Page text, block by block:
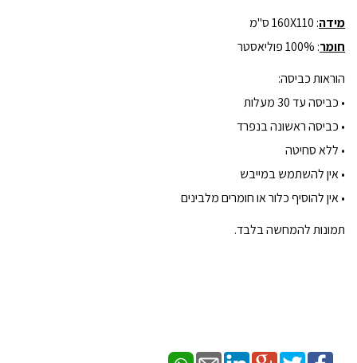
מידה: 160X110 ס"מ
חומר: 100% פוליאסטר
הוראות כביסה:
• כביסה עד 30 מעלות
• כביסה ראשונה בנפרד
• ללא סחיטה
• אין להשתמש במייבש
• אין להוסיף כלור או חומרים מלבינים
תמונות להמחשה בלבד.